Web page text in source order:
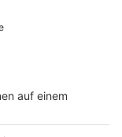
in
einen tollen